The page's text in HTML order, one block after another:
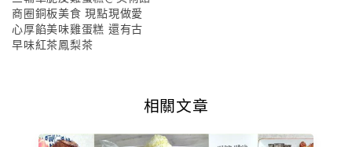
商圈銅板美食 現點現做愛
心厚餡美味雞蛋糕 還有古
早味紅茶鳳梨茶
相關文章